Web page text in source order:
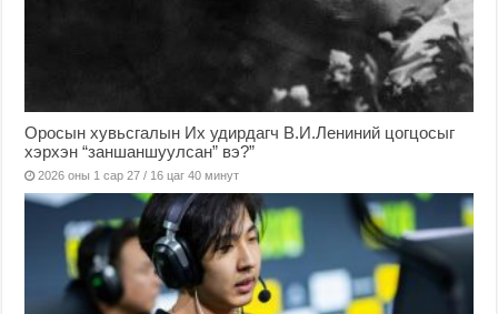
Оросын хувьсгалын Их удирдагч В.И.Лениний цогцосыг
хэрхэн “заншаншуулсан” вэ?”
2026 оны 1 сар 27 / 16 цаг 40 минут